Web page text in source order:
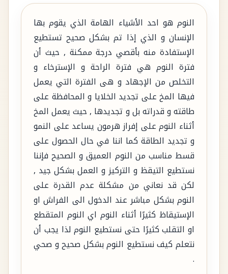
النوم هو احد الأشياء الهامة الذي يقوم بها
الإنسان و الذي إذا تم بشكل صحيح تستطيع
الإستفادة منه بأقصي درجة ممكنة , حيث أن
فترة النوم هي فترة الراحة و الإسترخاء و
التخلص من الإجهاد و هى الفترة التي يعمل
فيها المخ على تجديد الخلايا و المحافظة على
طاقته و قدراته بل و تجديدها , حيث يعمل المخ
أثناء النوم على إفراز هرمون يساعد على النمو
و تجديد الطاقة كما اننا في حال الحصول على
قسط مناسب من النوم العميق و الصحيح فإننا
نستطيع التيقظ و التركيز و العمل بشكل جيد ,
لكن قد نعاني من مشكلة عدم القدرة على
النوم بشكل مباشر عند الدخول الى الفراش او
الإستيقاظ كثيرًا أثناء النوم اي النوم المتقطع
او التقلب كثيرًا حتى نستطيع النوم لذا يجب أن
نتعلم كيف نستطيع النوم بشكل صحيح و صحي
.